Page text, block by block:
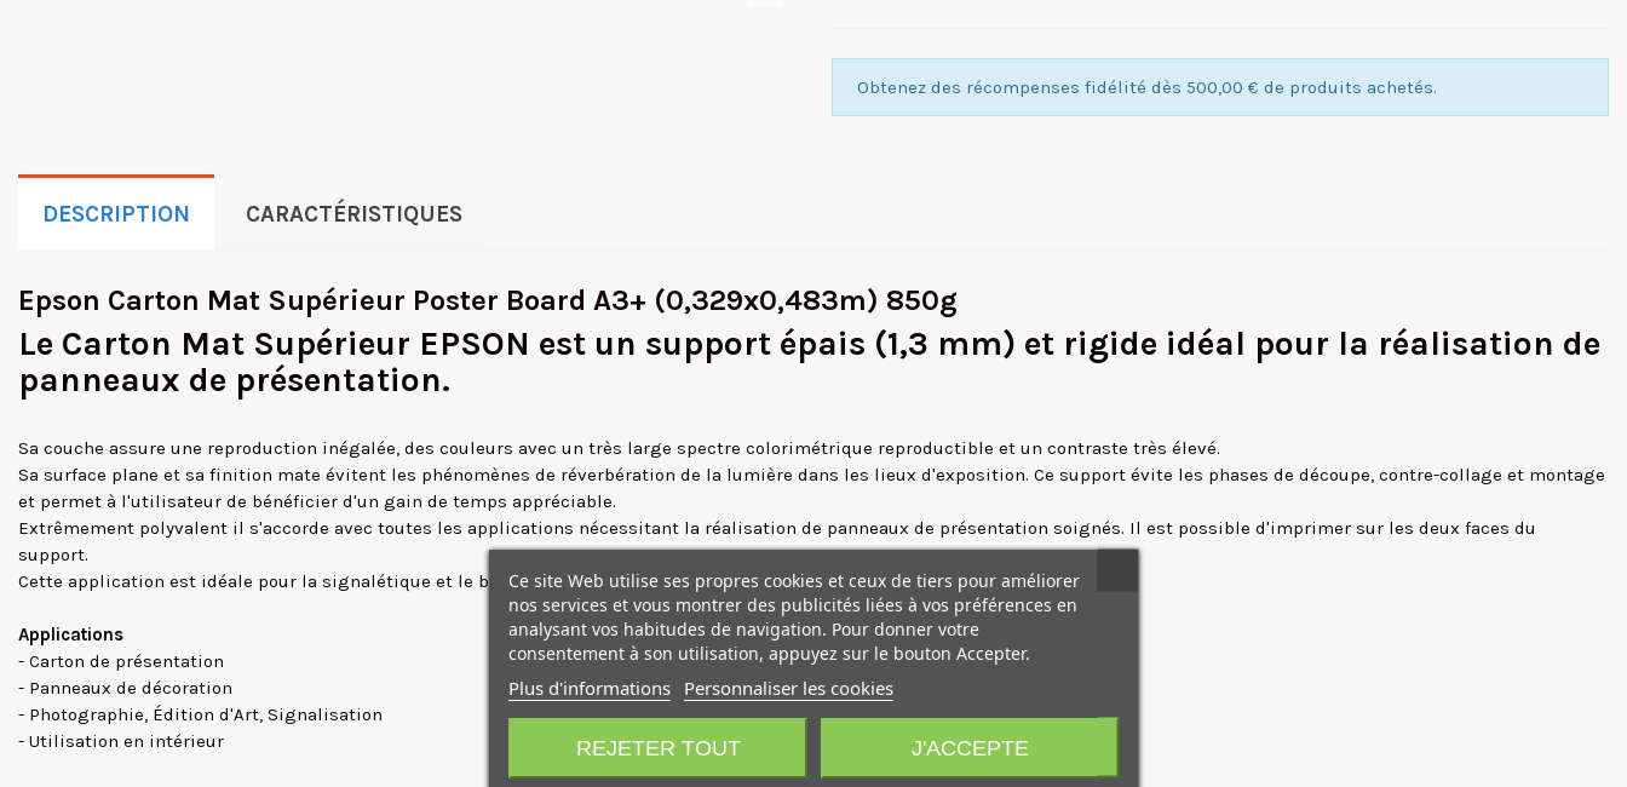
Obtenez des récompenses fidélité dès 500,00 € de produits achetés.
DESCRIPTION CARACTÉRISTIQUES
Epson Carton Mat Supérieur Poster Board A3+ (0,329x0,483m) 850g
Le Carton Mat Supérieur EPSON est un support épais (1,3 mm) et rigide idéal pour la réalisation de
panneaux de présentation.
Sa couche assure une reproduction inégalée, des couleurs avec un très large spectre colorimétrique reproductible et un contraste très élevé.
Sa surface plane et sa finition mate évitent les phénomènes de réverbération de la lumière dans les lieux d'exposition. Ce support évite les phases de découpe, contre-collage et montage
et permet à l'utilisateur de bénéficier d'un gain de temps appréciable.
Extrêmement polyvalent il s'accorde avec toutes les applications nécessitant la réalisation de panneaux de présentation soignés. Il est possible d'imprimer sur les deux faces du
support.
Cette application est idéale pour la signalétique et le balisage en magasin.
Applications
- Carton de présentation
- Panneaux de décoration
- Photographie, Édition d'Art, Signalisation
- Utilisation en intérieur
Ce site Web utilise ses propres cookies et ceux de tiers pour améliorer
nos services et vous montrer des publicités liées à vos préférences en
analysant vos habitudes de navigation. Pour donner votre
consentement à son utilisation, appuyez sur le bouton Accepter.
Plus d'informations Personnaliser les cookies
REJETER TOUT J'ACCEPTE